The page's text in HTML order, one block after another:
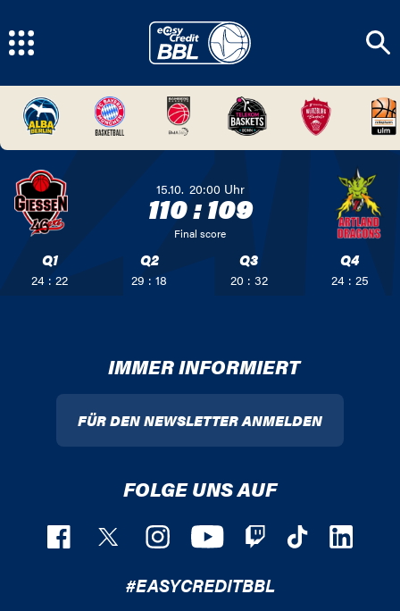
15.10. 20:00 Uhr
110:109
Final score
Q1
24 : 22
Q2
29 : 18
Q3
20 : 32
Q4
24 : 25
IMMER INFORMIERT
FÜR DEN NEWSLETTER ANMELDEN
FOLGE UNS AUF
#EASYCREDITBBL